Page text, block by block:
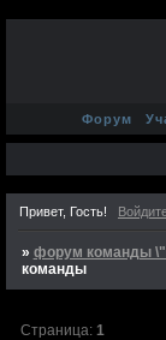
Форум
Привет, Гость!
» форум команды
команды
Страница: 1